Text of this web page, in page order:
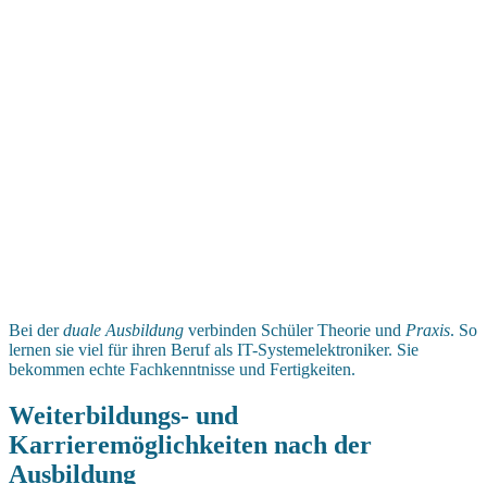
Bei derduale Ausbildung verbinden Schüler Theorie und Praxis. So
lernen sie viel für ihren Beruf als IT-Systemelektroniker. Sie
bekommen echte Fachkenntnisse und Fertigkeiten.
Weiterbildungs- und
Karrieremöglichkeiten nach der
Ausbildung